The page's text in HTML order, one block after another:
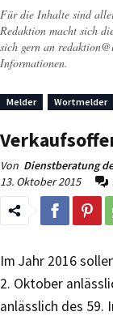
Für die Inhalte sind
Redaktion macht sich
sich gern an
Informationen.
Melder Wortmelder
Von Dienstberatung
13. Oktober 2015
Im Jahr 2016
2. Oktober
anlässlich des